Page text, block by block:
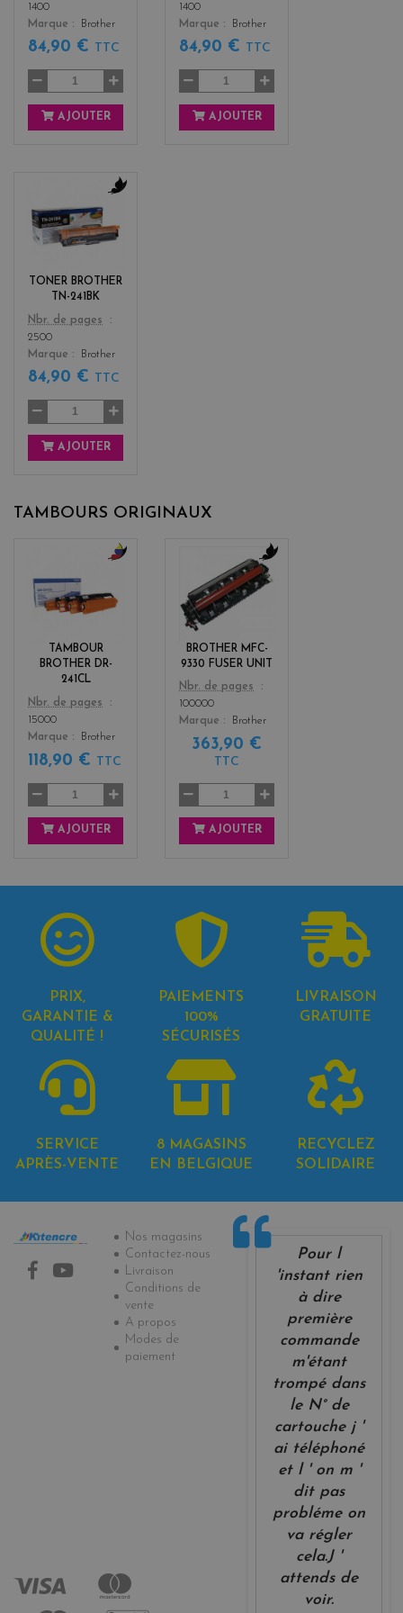
1400
Marque
Brother
84,90 € TTC
AJOUTER
1400
Marque
Brother
84,90 € TTC
AJOUTER
TONER BROTHER
TN-241BK
Color
a
k
Nbr. de pages
2500
Marque
Brother
84,90 € TTC
AJOUTER
TAMBOURS ORIGINAUX
TAMBOUR
BROTHER DR-
241CL
Color
a
+
Nbr. de pages
15000
Marque
Brother
118,90 € TTC
AJOUTER
BROTHER MFC-
9330 FUSER UNIT
Color
b
l
k
Nbr. de pages
100000
Marque
Brother
363,90 €
TTC
AJOUTER
PRIX,
GARANTIE &
QUALITÉ !
PAIEMENTS
100%
SÉCURISÉS
LIVRAISON
GRATUITE
SERVICE
APRÈS-VENTE
8 MAGASINS
EN BELGIQUE
RECYCLEZ
SOLIDAIRE
Informations
Nos magasins
Contactez-nous
Livraison
Conditions de
vente
A propos
Modes de
paiement
Pour l
'instant rien
à dire
première
commande
m'étant
trompé dans
le N° de
cartouche j '
ai téléphoné
et l ' on m '
dit pas
probléme on
va régler
cela.J '
attends de
voir.